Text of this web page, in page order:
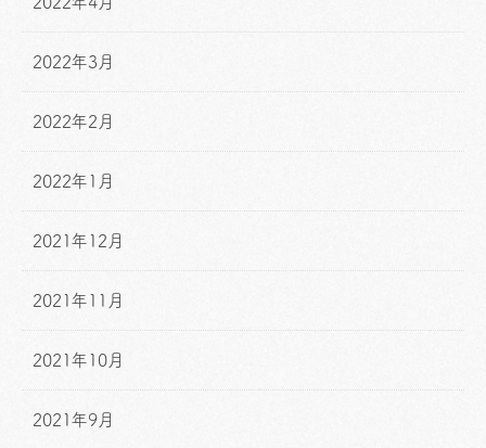
2022年3月
2022年2月
2022年1月
2021年12月
2021年11月
2021年10月
2021年9月